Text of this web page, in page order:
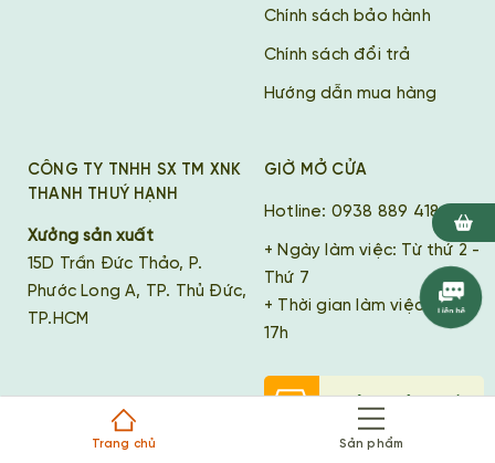
Trang chủ Sản phẩm
Chính sách bảo hành
Chính sách đổi trả
Hướng dẫn mua hàng
CÔNG TY TNHH SX TM XNK
THANH THUÝ HẠNH
Xưởng sản xuất
15D Trần Đức Thảo, P.
Phước Long A, TP. Thủ Đức,
TP.HCM
GIỜ MỞ CỬA
Hotline: 0938 889 418
+ Ngày làm việc: Từ thứ 2 -
Thứ 7
+ Thời gian làm việc: 8h -
17h
Xưởng sản xuất